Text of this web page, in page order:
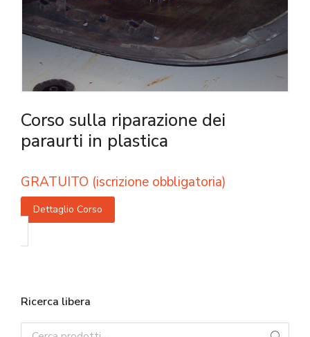
Corso sulla riparazione dei
paraurti in plastica
GRATUITO (iscrizione obbligatoria)
Dettaglio Corso
Ricerca libera